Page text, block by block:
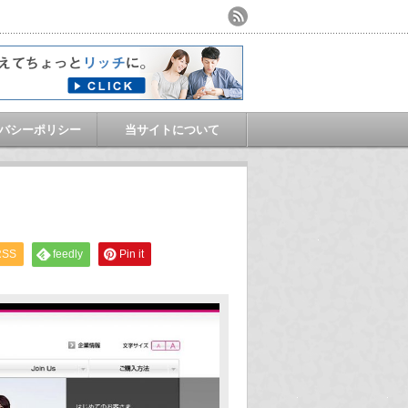
シーポリシー 当サイトについて
feedly Pin it